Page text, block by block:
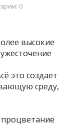
0
высокие
это создает
среду,